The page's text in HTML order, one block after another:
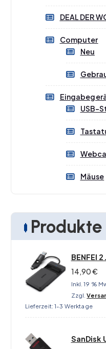
DEAL DER
Computer
Neu
USB-
Mäuse
Produkte
BENFEI
14,90€
Inkl. 19 %
Zzgl.
Lieferzeit:1-3 Werktage
SanDisk